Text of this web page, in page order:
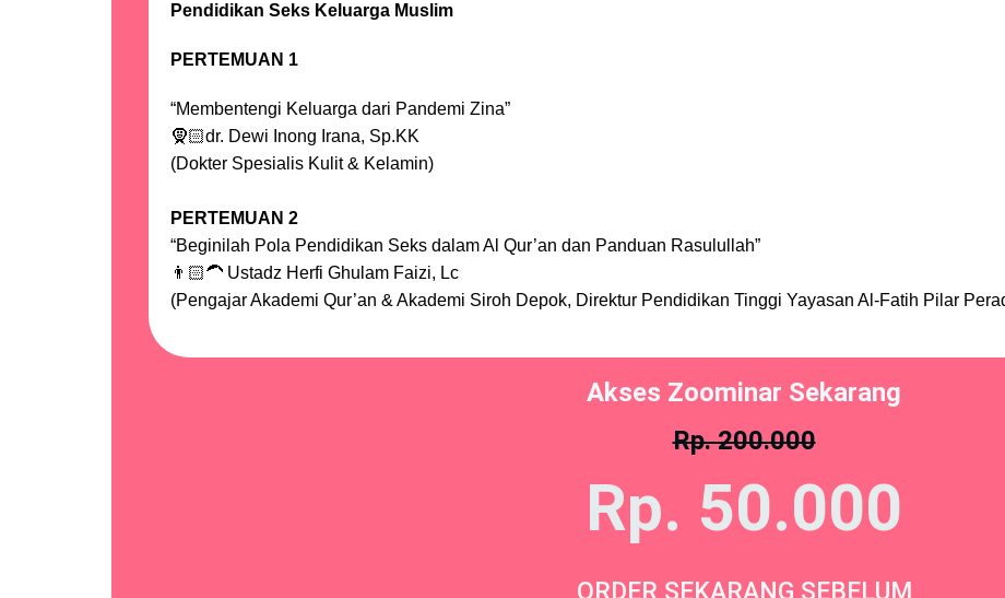
Pendidikan Seks Keluarga Muslim
PERTEMUAN 1
“Membentengi Keluarga dari Pandemi Zina”
🧕🏻dr. Dewi Inong Irana, Sp.KK
(Dokter Spesialis Kulit & Kelamin)
PERTEMUAN 2
“Beginilah Pola Pendidikan Seks dalam Al Qur’an dan Panduan Rasulullah”
👨🏻‍🦱 Ustadz Herfi Ghulam Faizi, Lc
(Pengajar Akademi Qur’an & Akademi Siroh Depok, Direktur Pendidikan Tinggi Yayasan Al-Fatih Pilar
Akses Zoominar Sekarang
Rp. 200.000
Rp. 50.000
ORDER SEKARANG SEBELUM